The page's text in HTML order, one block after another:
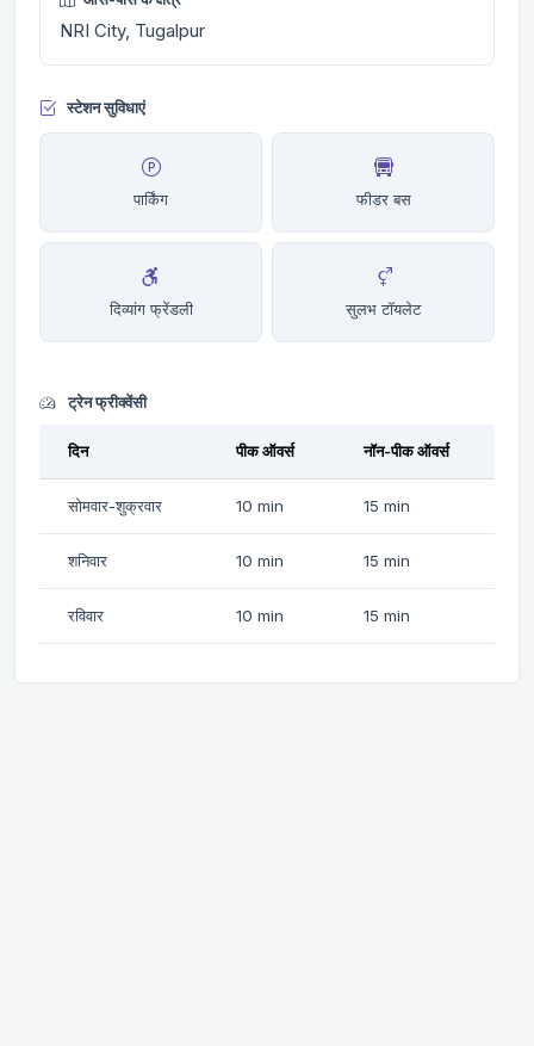
NRI City, Tugalpur
स्टेशन सुविधाएं
पार्किंग फीडर बस
दिव्यांग फ्रेंडली सुलभ टॉयलेट
ट्रेन फ्रीक्वेंसी
दिन पीक ऑवर्स नॉन-पीक ऑवर्स
सोमवार-शुक्रवार 10 min 15 min
शनिवार 10 min 15 min
रविवार 10 min 15 min